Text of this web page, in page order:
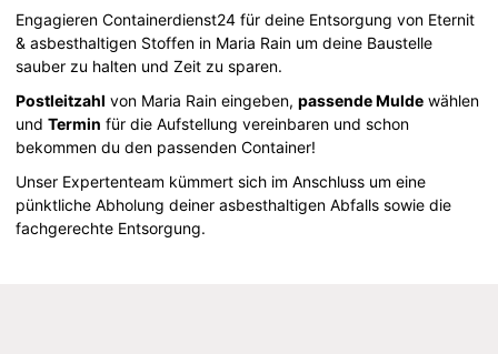
Engagieren Containerdienst24 für deine Entsorgung von Eternit
& asbesthaltigen Stoffen in Maria Rain um deine Baustelle
sauber zu halten und Zeit zu sparen.
Postleitzahl von Maria Rain eingeben,passende Mulde wählen
undTermin für die Aufstellung vereinbaren und schon
bekommen du den passenden Container!
Unser Expertenteam kümmert sich im Anschluss um eine
pünktliche Abholung deiner asbesthaltigen Abfalls sowie die
fachgerechte Entsorgung.